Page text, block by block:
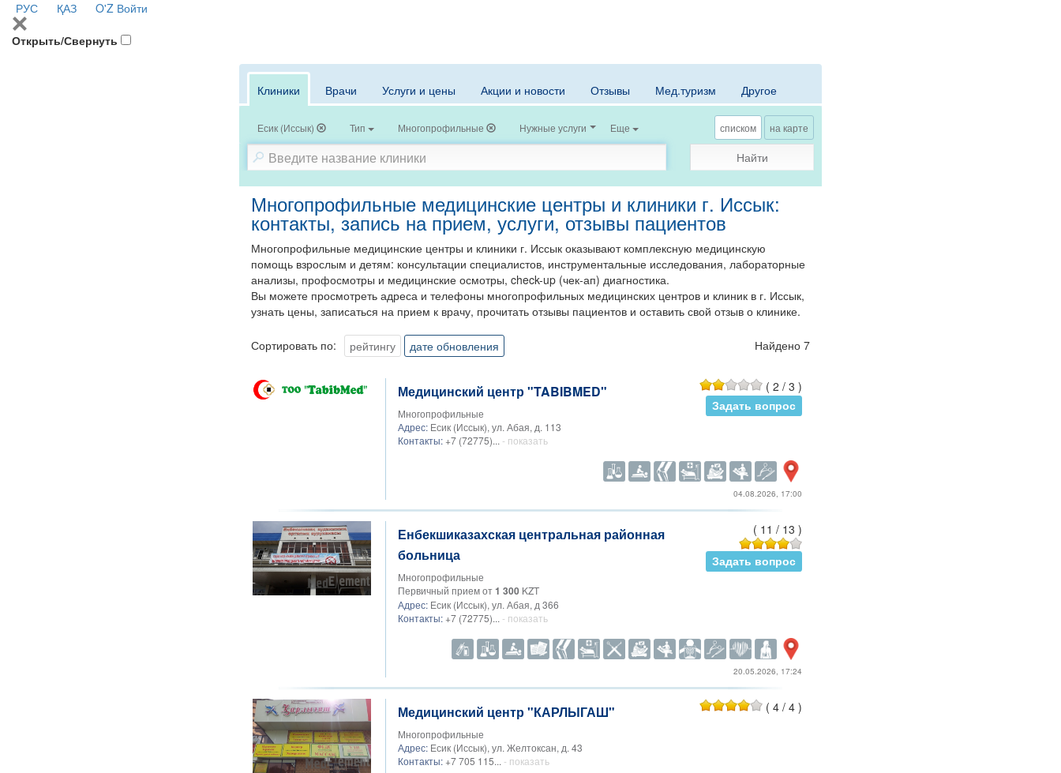
РУС ҚАЗ O'Z Войти
Открыть/Свернуть
Клиники Врачи Услуги и цены Акции и новости Отзывы Мед.туризм Другое
Есик (Иссык) Тип Многопрофильные Нужные услуги Еще списком на карте
Найти
Многопрофильные медицинские центры и клиники г. Иссык:
контакты, запись на прием, услуги, отзывы пациентов
Многопрофильные медицинские центры и клиники г. Иссык оказывают комплексную медицинскую
помощь взрослым и детям: консультации специалистов, инструментальные исследования, лабораторные
анализы, профосмотры и медицинские осмотры, check-up (чек-ап) диагностика.
Вы можете просмотреть адреса и телефоны многопрофильных медицинских центров и клиник в г. Иссык,
узнать цены, записаться на прием к врачу, прочитать отзывы пациентов и оставить свой отзыв о клинике.
Сортировать по: рейтингу дате обновления Найдено 7
Медицинский центр "TABIBMED"
Многопрофильные
Адрес:Есик (Иссык), ул. Абая, д. 113
Контакты: +7 (72775)... - показать
( 2 / 3 )
Задать вопрос
04.08.2026, 17:00
Енбекшиказахская центральная районная
больница
Многопрофильные
Первичный прием от1 300KZT
Адрес:Есик (Иссык), ул. Абая, д 366
Контакты: +7 (72775)... - показать
( 11 / 13 )
Задать вопрос
20.05.2026, 17:24
Медицинский центр "КАРЛЫГАШ"
Многопрофильные
Адрес:Есик (Иссык), ул. Желтоксан, д. 43
Контакты: +7 705 115... - показать
( 4 / 4 )